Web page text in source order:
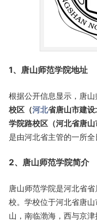
1、唐山师范学院地址
根据公开信息显示，唐山
校区（河北省唐山市建
学院路校区（河北省唐山
是由河北省主管的一所
2、唐山师范学院简介
唐山师范学院是河北省
校。学校位于河北省唐
山，南临渤海，西与京